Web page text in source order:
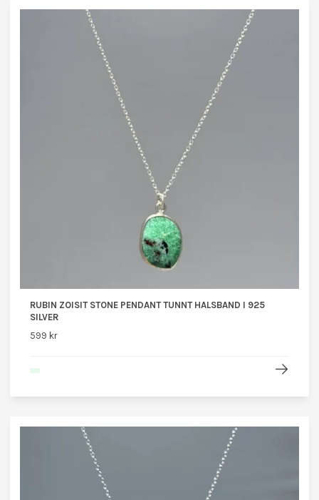
RUBIN ZOISIT STONE PENDANT TUNNT HALSBAND I 925
SILVER
599 kr